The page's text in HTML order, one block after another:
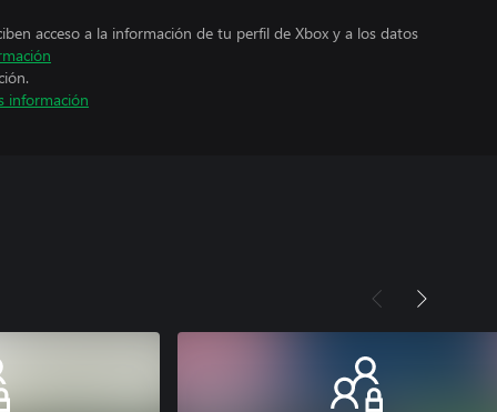
acceso a la información de tu perfil de Xbox y a los datos
información